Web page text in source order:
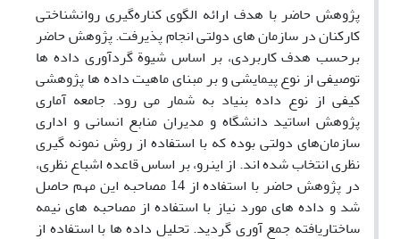
پژوهش حاضر با هدف ارائه الگوی کناره‌گیری روانشناختی
کارکنان در سازمان های دولتی انجام پذیرفت. پژوهش حاضر
برحسب هدف کاربردی، بر اساس شیوة گردآوری داده ها
توصیفی از نوع پیمایشی و بر مبنای ماهیت داده ها پژوهشی
کیفی از نوع داده بنیاد به شمار می رود. جامعه آماری
پژوهش اساتید دانشگاه و مدیران منابع انسانی و اداری
سازمان‌های دولتی بوده که با استفاده از روش نمونه گیری
نظری انتخاب شده اند. از اینرو، بر اساس قاعده اشباع نظری،
در پژوهش حاضر با استفاده از 14 مصاحبه این مهم حاصل
شد و داده های مورد نیاز با استفاده از مصاحبه های نیمه
ساختاریافته جمع آوری گردید. تحلیل داده ها با استفاده از